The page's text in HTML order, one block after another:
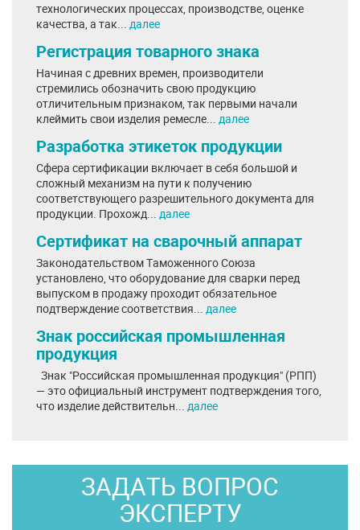
технологических процессах, производстве, оценке
качества, а так... далее
Регистрация товарного знака
Начиная с древних времен, производители
стремились обозначить свою продукцию
отличительным признаком, так первыми начали
клеймить свои изделия ремесле... далее
Разработка этикеток продукции
Сфера сертификации включает в себя большой и
сложный механизм на пути к получению
соответствующего разрешительного документа для
продукции. Прохожд... далее
Сертификат на сварочный аппарат
Законодательством Таможенного Союза
установлено, что оборудование для сварки перед
выпуском в продажу проходит обязательное
подтверждение соответствия... далее
Знак российская промышленная
продукция
Знак "Российская промышленная продукция" (РПП)
— это официальный инструмент подтверждения того,
что изделие действительн... далее
ЗАДАТЬ ВОПРОС
ЭКСПЕРТУ